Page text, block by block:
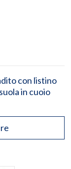
con listino
in cuoio